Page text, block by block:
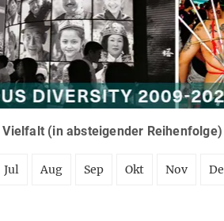
(in absteigender Reihenfolge)
Jul Aug Sep Okt Nov